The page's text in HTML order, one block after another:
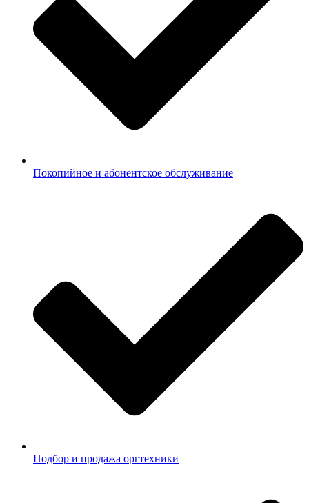
Покопийное и абонентское обслуживание
Подбор и продажа оргтехники